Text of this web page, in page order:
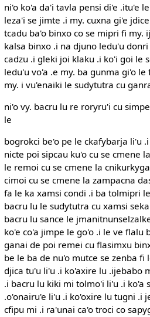
ni'o ko'a da'i tavla pensi di'e .itu'e
leza'i se jimte .i my. cuxna gi'e
tcadu ba'o binxo co se mipri fi my.
kalsa binxo .i na djuno ledu'u
cadzu .i gleki joi klaku .i ko'i goi le
ledu'u vo'a .e my. ba gunma gi'o
my. i vu'enaiki le sudytutra cu
ni'o vy. bacru lu re roryru'i cu
le
bogrokci be'o pe le ckafybarja li'u
nicte poi sipcau ku'o cu se cmene
le remoi cu se cmene la
cimoi cu se cmene la zampacna
fa le ka xamsi condi .i ba tolmipri
bacru lu le sudytutra cu xamsi
bacru lu sance le
ko'e co'a jimpe le go'o .i le ve flalu
ganai de poi remei cu flasimxu
be le ba de nu'o mutce se zenba fi
djica tu'u li'u .i ko'axire lu .ijebabo
.i bacru lu kiki mi tolmo'i li'u .i ko'a
.o'onairu'e li'u .i ko'oxire lu tugni .i
cfipu mi .i ra'unai ca'o troci co